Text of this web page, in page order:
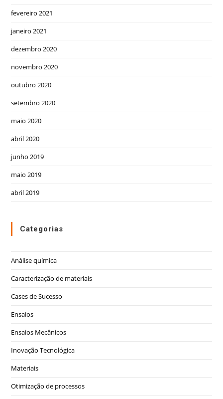
fevereiro 2021
janeiro 2021
dezembro 2020
novembro 2020
outubro 2020
setembro 2020
maio 2020
abril 2020
junho 2019
maio 2019
abril 2019
Categorias
Análise química
Caracterização de materiais
Cases de Sucesso
Ensaios
Ensaios Mecânicos
Inovação Tecnológica
Materiais
Otimização de processos